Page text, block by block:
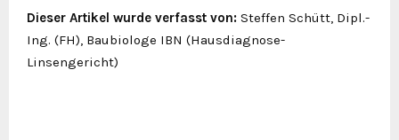
Dieser Artikel wurde verfasst von: Steffen Schütt, Dipl.-
Ing. (FH), Baubiologe IBN (Hausdiagnose-
Linsengericht)